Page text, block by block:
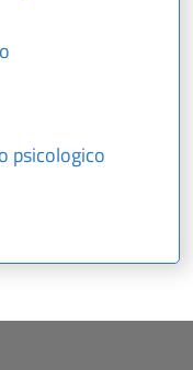
psicologico